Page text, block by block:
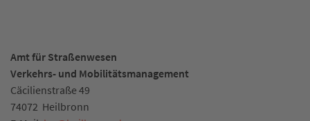
Amt für Straßenwesen
Verkehrs- und Mobilitätsmanagement
Cäcilienstraße 49
74072 Heilbronn